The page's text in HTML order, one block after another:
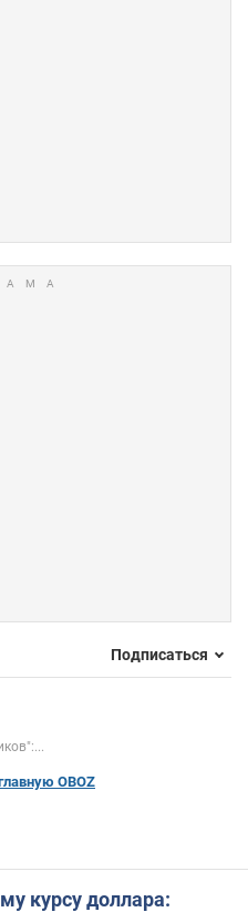
Подписаться
OBOZ
курсу доллара: